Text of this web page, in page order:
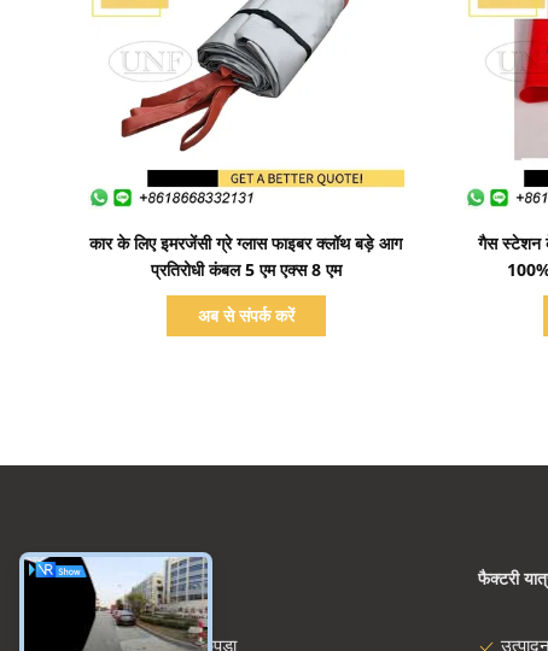
प्रदर्शन का विवरण
कार के लिए इमरजेंसी ग्रे ग्लास फाइबर क्लॉथ बड़े आग
प्रतिरोधी कंबल 5 एम एक्स 8 एम
अब से संपर्क करें
गैस स्टेशन
श्रेणियाँ
शीसे रेशा कपड़ा
फैक्टरी